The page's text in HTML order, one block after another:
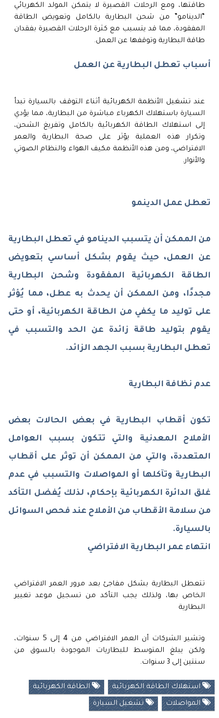
طاقتها، ومع الرحلات القصيرة لا يتمكن المولد الكهربائي
“الدينامو” من شحن البطارية بالكامل وتعويض الطاقة
المفقودة، مما قد يتسبب مع كثرة الرحلات القصيرة بفقدان
طاقة البطارية وتوقفها عن العمل.
أسباب تعطل البطارية عن العمل
عند تشغيل الأنظمة الكهربائية أثناء التوقف بالسيارة تبدأ
السيارة باستهلاك الكهرباء مباشرة من البطارية، مما يؤدي
إلى استهلاك الطاقة الكهربائية بالكامل وتفريغ الشحن،
وتكرار هذه العملية يؤثر على صحة البطارية والعمر
الافتراضي، ومن هذه الأنظمة مكيف الهواء والنظام الصوتي
والأنوار.
تعطل عمل الدينمو
من الممكن أن يتسبب الدينامو في تعطل البطارية
عن العمل، حيث يقوم بشكل أساسي بتعويض
الطاقة الكهربائية المفقودة وشحن البطارية
مجددًا، ومن الممكن أن يحدث به عطل، مما يُؤثر
على توليد ما يكفي من الطاقة الكهربائية، أو حتى
يقوم بتوليد طاقة زائدة عن الحد والتسبب في
تعطل البطارية بسبب الجهد الزائد.
عدم نظافة البطارية
تكون أقطاب البطارية في بعض الحالات بعض
الأملاح المعدنية والتي تتكون بسبب العوامل
المتعددة، والتي من الممكن أن توثر على أقطاب
البطارية وتآكلها أو المواصلات والتسبب في عدم
غلق الدائرة الكهربائية بإحكام، لذلك يُفضل التأكد
من سلامة الأقطاب من الأملاح عند فحص السوائل
بالسيارة.
انتهاء عمر البطارية الافتراضي
تتعطل البطارية بشكل مفاجئ بعد مرور العمر الافتراضي
الخاص بها، ولذلك يجب التأكد من تسجيل موعد تغيير
البطارية
وتشير الشركات أن العمر الافتراضي من 4 إلى 5 سنوات،
ولكن يبلغ المتوسط للبطاريات الموجودة بالسوق من
سنتين إلى 3 سنوات.
استهلاك الطاقة الكهربائية الطاقة الكهربائية
المواصلات تشغيل السيارة